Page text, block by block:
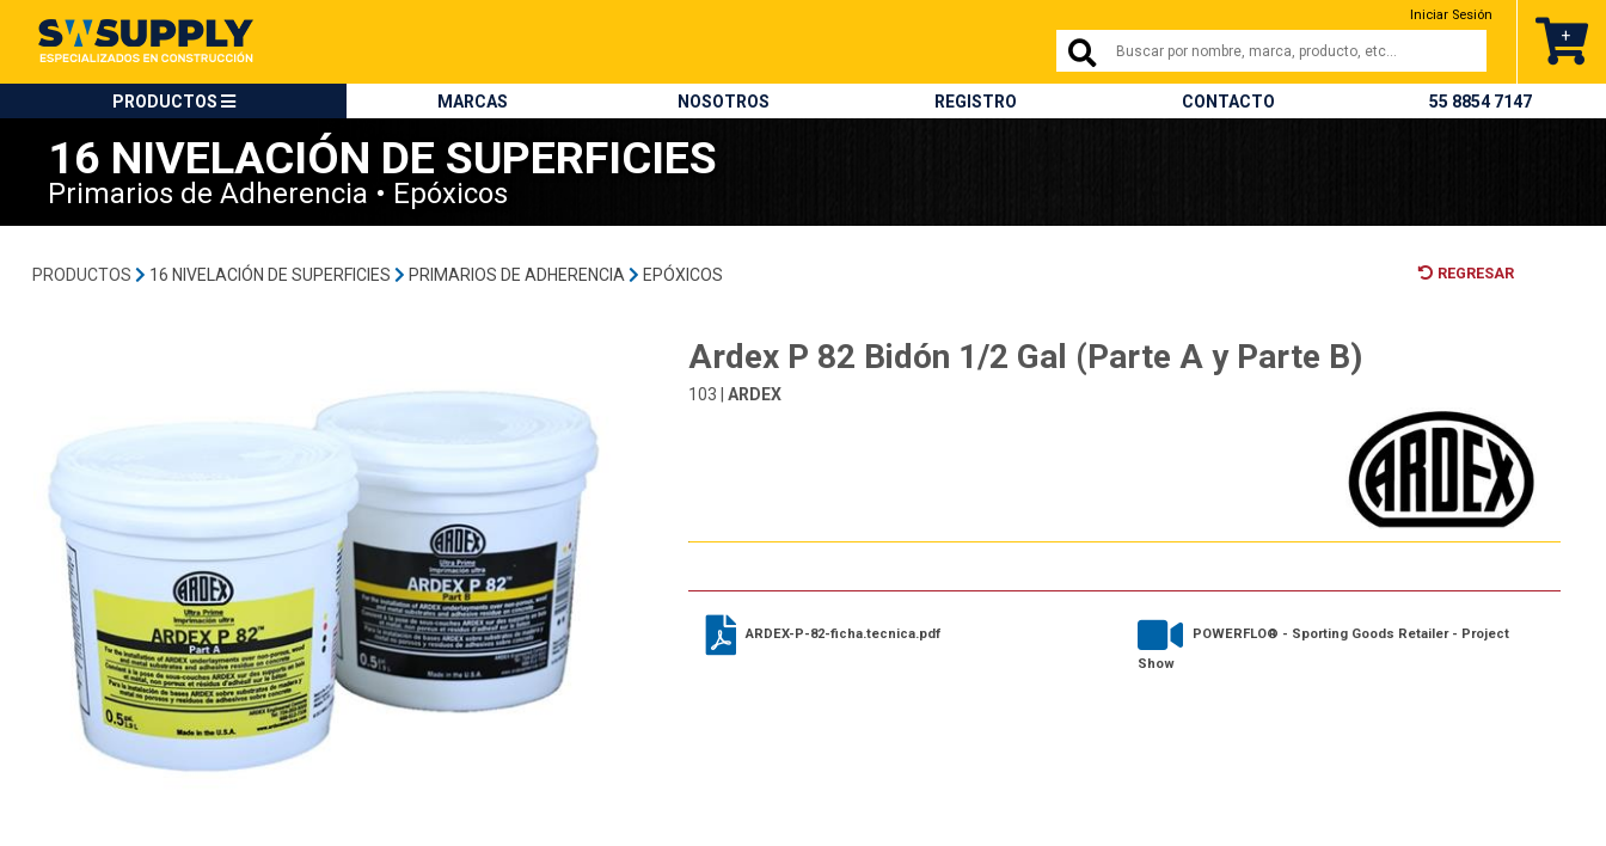
PRODUCTOS MARCAS NOSOTROS REGISTRO CONTACTO 55 8854 7147
Iniciar Sesión
+
16 NIVELACIÓN DE SUPERFICIES
Primarios de Adherencia • Epóxicos
PRODUCTOS 16 NIVELACIÓN DE SUPERFICIES PRIMARIOS DE ADHERENCIA EPÓXICOS REGRESAR
Ardex P 82 Bidón 1/2 Gal (Parte A y Parte B)
103 |ARDEX
ARDEX-P-82-ficha.tecnica.pdf
POWERFLO® - Sporting Goods Retailer - Project
Show